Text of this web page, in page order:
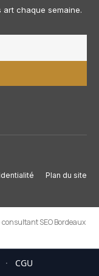
art chaque semaine.
Plan du site
consultant SEO Bordeaux
· CGU